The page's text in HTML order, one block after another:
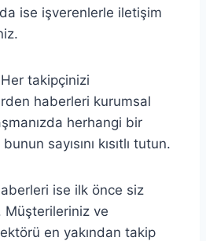
ise işverenlerle iletişim
takipçinizi
haberleri kurumsal
herhangi bir
sayısını kısıtlı tutun.
ise ilk önce siz
Müşterileriniz ve
en yakından takip